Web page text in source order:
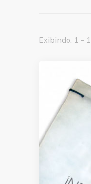
Exibindo: 1 -